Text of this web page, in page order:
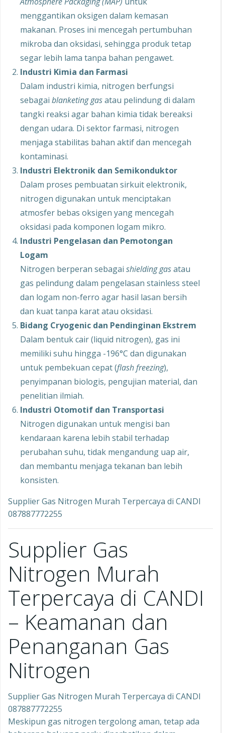
menggantikan oksigen dalam kemasan
makanan. Proses ini mencegah pertumbuhan
mikroba dan oksidasi, sehingga produk tetap
segar lebih lama tanpa bahan pengawet.
Industri Kimia dan Farmasi
Dalam industri kimia, nitrogen berfungsi
sebagai blanketing gasatau pelindung di dalam
tangki reaksi agar bahan kimia tidak bereaksi
dengan udara. Di sektor farmasi, nitrogen
menjaga stabilitas bahan aktif dan mencegah
kontaminasi.
Industri Elektronik dan Semikonduktor
Dalam proses pembuatan sirkuit elektronik,
nitrogen digunakan untuk menciptakan
atmosfer bebas oksigen yang mencegah
oksidasi pada komponen logam mikro.
Industri Pengelasan dan Pemotongan
Logam
Nitrogen berperan sebagai shielding gasatau
gas pelindung dalam pengelasan stainless steel
dan logam non-ferro agar hasil lasan bersih
dan kuat tanpa karat atau oksidasi.
Bidang Cryogenic dan Pendinginan Ekstrem
Dalam bentuk cair (liquid nitrogen), gas ini
memiliki suhu hingga -196°C dan digunakan
untuk pembekuan cepat (flash freezing),
penyimpanan biologis, pengujian material, dan
penelitian ilmiah.
Industri Otomotif dan Transportasi
Nitrogen digunakan untuk mengisi ban
kendaraan karena lebih stabil terhadap
perubahan suhu, tidak mengandung uap air,
dan membantu menjaga tekanan ban lebih
konsisten.
Supplier Gas Nitrogen Murah Terpercaya di CANDI
087887772255
Supplier Gas
Nitrogen Murah
Terpercaya di CANDI
– Keamanan dan
Penanganan Gas
Nitrogen
Supplier Gas Nitrogen Murah Terpercaya di CANDI
087887772255
Meskipun gas nitrogen tergolong aman, tetap ada